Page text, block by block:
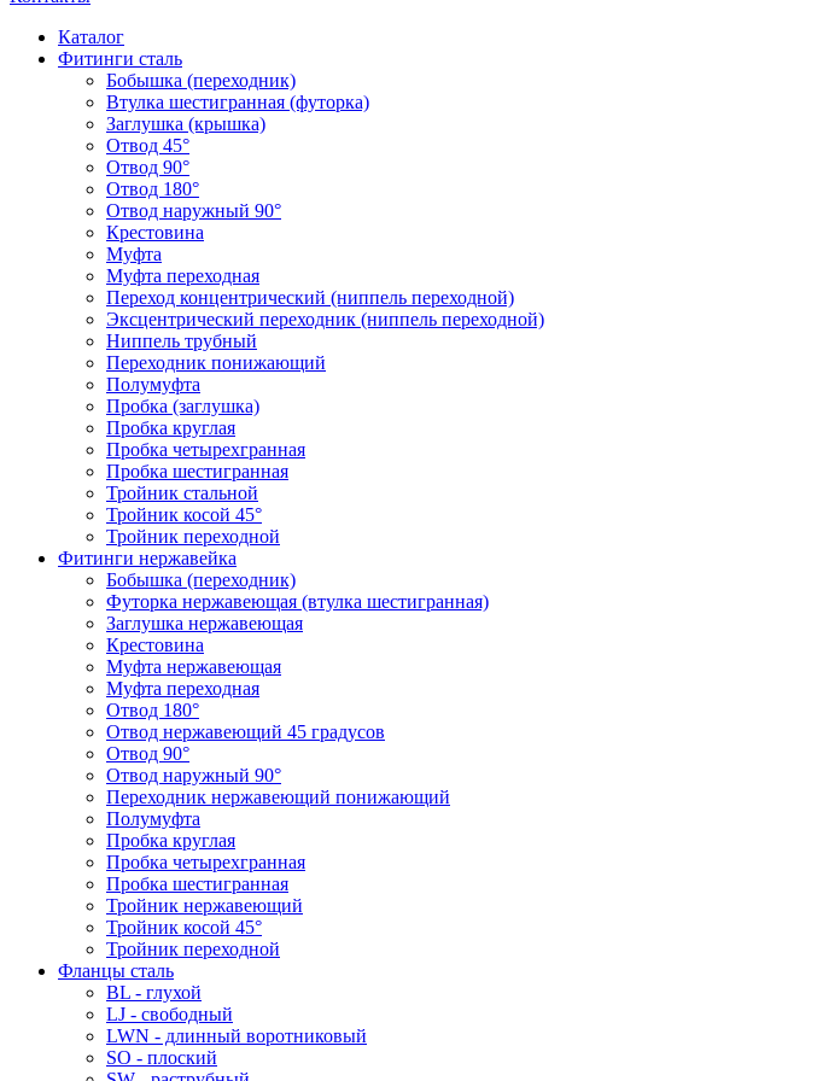
Каталог
Фитинги сталь
Бобышка (переходник)
Втулка шестигранная (футорка)
Заглушка (крышка)
Отвод 45°
Отвод 90°
Отвод 180°
Отвод наружный 90°
Крестовина
Муфта
Муфта переходная
Переход концентрический (ниппель переходной)
Эксцентрический переходник (ниппель переходной)
Ниппель трубный
Переходник понижающий
Полумуфта
Пробка (заглушка)
Пробка круглая
Пробка четырехгранная
Пробка шестигранная
Тройник стальной
Тройник косой 45°
Тройник переходной
Фитинги нержавейка
Бобышка (переходник)
Футорка нержавеющая (втулка шестигранная)
Заглушка нержавеющая
Крестовина
Муфта нержавеющая
Муфта переходная
Отвод 180°
Отвод нержавеющий 45 градусов
Отвод 90°
Отвод наружный 90°
Переходник нержавеющий понижающий
Полумуфта
Пробка круглая
Пробка четырехгранная
Пробка шестигранная
Тройник нержавеющий
Тройник косой 45°
Тройник переходной
Фланцы сталь
BL - глухой
LJ - свободный
LWN - длинный воротниковый
SO - плоский